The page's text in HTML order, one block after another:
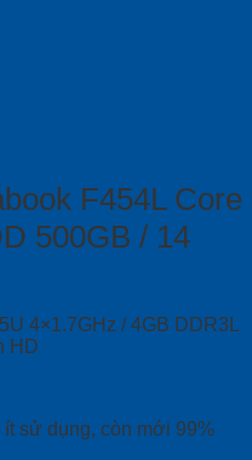
F454L Core
500GB / 14
4×1.7GHz / 4GB DDR3L
HD
sử dụng, còn mới 99%